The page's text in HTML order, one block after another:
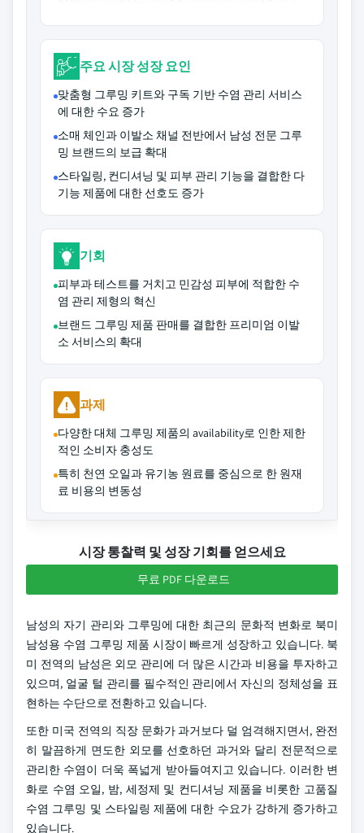
주요 시장 성장 요인
맞춤형 그루밍 키트와 구독 기반 수염 관리 서비스
에 대한 수요 증가
소매 체인과 이발소 채널 전반에서 남성 전문 그루
밍 브랜드의 보급 확대
스타일링, 컨디셔닝 및 피부 관리 기능을 결합한 다
기능 제품에 대한 선호도 증가
기회
피부과 테스트를 거치고 민감성 피부에 적합한 수
염 관리 제형의 혁신
브랜드 그루밍 제품 판매를 결합한 프리미엄 이발
소 서비스의 확대
과제
다양한 대체 그루밍 제품의 availability로 인한 제한
적인 소비자 충성도
특히 천연 오일과 유기농 원료를 중심으로 한 원재
료 비용의 변동성
시장 통찰력 및 성장 기회를 얻으세요
무료 PDF 다운로드
남성의 자기 관리와 그루밍에 대한 최근의 문화적 변화로 북미
남성용 수염 그루밍 제품 시장이 빠르게 성장하고 있습니다. 북
미 전역의 남성은 외모 관리에 더 많은 시간과 비용을 투자하고
있으며, 얼굴 털 관리를 필수적인 관리에서 자신의 정체성을 표
현하는 수단으로 전환하고 있습니다.
또한 미국 전역의 직장 문화가 과거보다 덜 엄격해지면서, 완전
히 말끔하게 면도한 외모를 선호하던 과거와 달리 전문적으로
관리한 수염이 더욱 폭넓게 받아들여지고 있습니다. 이러한 변
화로 수염 오일, 밤, 세정제 및 컨디셔닝 제품을 비롯한 고품질
수염 그루밍 및 스타일링 제품에 대한 수요가 강하게 증가하고
있습니다.